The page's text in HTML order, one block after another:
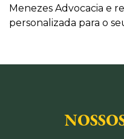
Menezes Advocacia e
personalizada para o